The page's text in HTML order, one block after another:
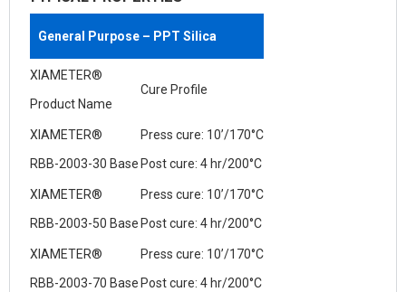
General Purpose – PPT Silica
XIAMETER®
Product Name
Cure Profile
XIAMETER®
RBB-2003-30 Base
Press cure: 10’/170°C
Post cure: 4 hr/200°C
XIAMETER®
RBB-2003-50 Base
Press cure: 10’/170°C
Post cure: 4 hr/200°C
XIAMETER®
RBB-2003-70 Base
Press cure: 10’/170°C
Post cure: 4 hr/200°C